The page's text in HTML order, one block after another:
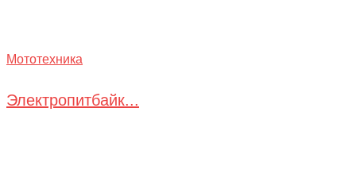
Мототехника
Электропитбайк...